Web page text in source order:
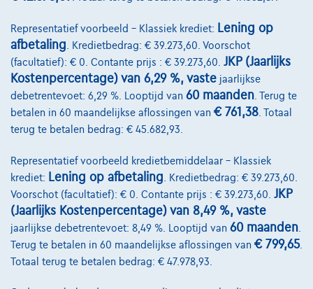
BMW Serie 2
223 i x Drive M sport Harman/Kardon panodak dig.airco alu19
01/2023
32.184 km Benzine Automaat 160 kW ( 218 PK )
Representatief voorbeeld – Klassiek krediet: Lening op
afbetaling . Kredietbedrag: € 39.273,60. Voorschot
(facultatief): € 0. Contante prijs : € 39.273,60. JKP (Jaarlijks
Kostenpercentage) van 6,29 %, vaste jaarlijkse
debetrentevoet: 6,29 %. Looptijd van 60 maanden . Terug te
betalen in 60 maandelijkse aflossingen van € 761,38 . Totaal
terug te betalen bedrag: € 45.682,93.
Representatief voorbeeld kredietbemiddelaar – Klassiek
krediet: Lening op afbetaling . Kredietbedrag: € 39.273,60.
Voorschot (facultatief): € 0. Contante prijs : € 39.273,60. JKP
(Jaarlijks Kostenpercentage) van 8,49 %, vaste
jaarlijkse debetrentevoet: 8,49 %. Looptijd van 60 maanden
Terug te betalen in 60 maandelijkse aflossingen van € 799,65.
Totaal terug te betalen bedrag: € 47.978,93.